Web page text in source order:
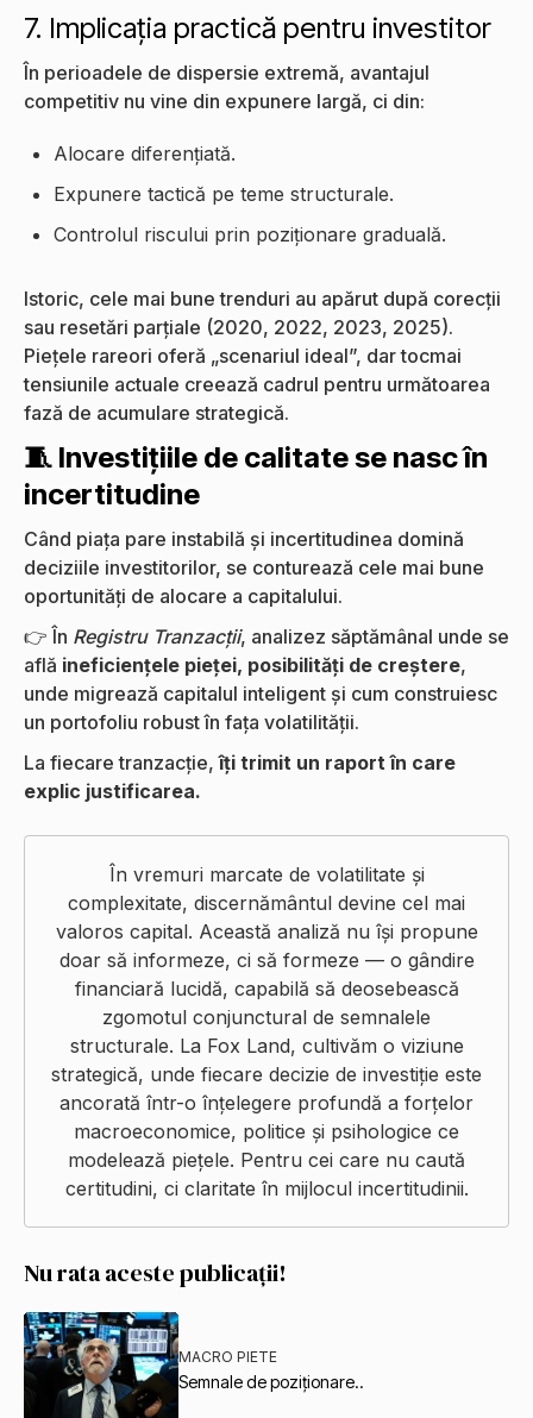
7. Implicația practică pentru investitor
În perioadele de dispersie extremă, avantajul
competitiv nu vine din expunere largă, ci din:
Alocare diferențiată.
Expunere tactică pe teme structurale.
Controlul riscului prin poziționare graduală.
Istoric, cele mai bune trenduri au apărut după corecții
sau resetări parțiale (2020, 2022, 2023, 2025).
Piețele rareori oferă „scenariul ideal”, dar tocmai
tensiunile actuale creează cadrul pentru următoarea
fază de acumulare strategică.
🧵 Investițiile de calitate se nasc în
incertitudine
Când piața pare instabilă și incertitudinea domină
deciziile investitorilor, se conturează cele mai bune
oportunități de alocare a capitalului.
👉 În Registru Tranzacții, analizez săptămânal unde se
află ineficiențele pieței, posibilități de creștere,
unde migrează capitalul inteligent și cum construiesc
un portofoliu robust în fața volatilității.
La fiecare tranzacție,îți trimit un raport în care
explic justificarea.
În vremuri marcate de volatilitate și
complexitate, discernământul devine cel mai
valoros capital. Această analiză nu își propune
doar să informeze, ci să formeze — o gândire
financiară lucidă, capabilă să deosebească
zgomotul conjunctural de semnalele
structurale. La Fox Land, cultivăm o viziune
strategică, unde fiecare decizie de investiție este
ancorată într-o înțelegere profundă a forțelor
macroeconomice, politice și psihologice ce
modelează piețele. Pentru cei care nu caută
certitudini, ci claritate în mijlocul incertitudinii.
Nu rata aceste publicații!
MACRO PIETE
Semnale de poziționare..